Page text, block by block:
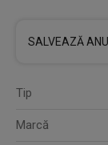
SALVEAZĂ
Tip
Marcă